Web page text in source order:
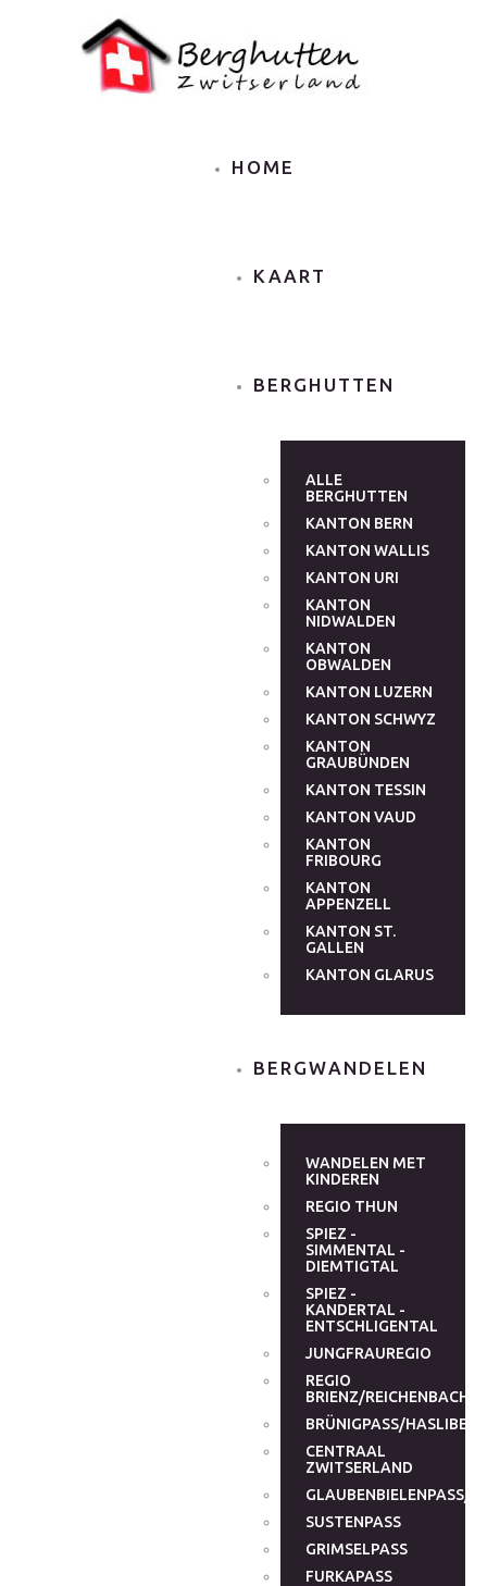
HOME
KAART
BERGHUTTEN
ALLE
BERGHUTTEN
KANTON BERN
KANTON WALLIS
KANTON URI
KANTON
NIDWALDEN
KANTON
OBWALDEN
KANTON LUZERN
KANTON SCHWYZ
KANTON
GRAUBÜNDEN
KANTON TESSIN
KANTON VAUD
KANTON
FRIBOURG
KANTON
APPENZELL
KANTON ST.
GALLEN
KANTON GLARUS
BERGWANDELEN
WANDELEN MET
KINDEREN
REGIO THUN
SPIEZ -
SIMMENTAL -
DIEMTIGTAL
SPIEZ -
KANDERTAL -
ENTSCHLIGENTAL
JUNGFRAUREGIO
REGIO
BRIENZ/
BRÜNIGPASS/HASLIBERG
CENTRAAL
ZWITSERLAND
GLAUBENBIELENPASS/
SUSTENPASS
GRIMSELPASS
FURKAPASS